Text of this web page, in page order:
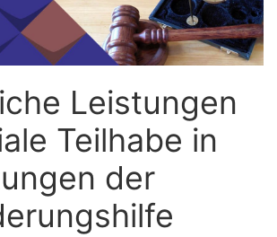
Leistungen
Teilhabe in
der